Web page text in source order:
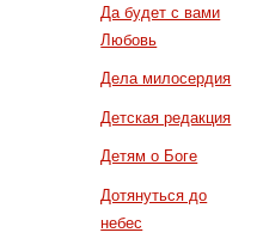
Да будет с вами
Любовь
Дела милосердия
Детская редакция
Детям о Боге
Дотянуться до
небес